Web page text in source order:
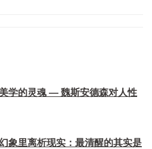
学的灵魂 — 魏斯安德森对人性
象里离析现实：最清醒的其实是